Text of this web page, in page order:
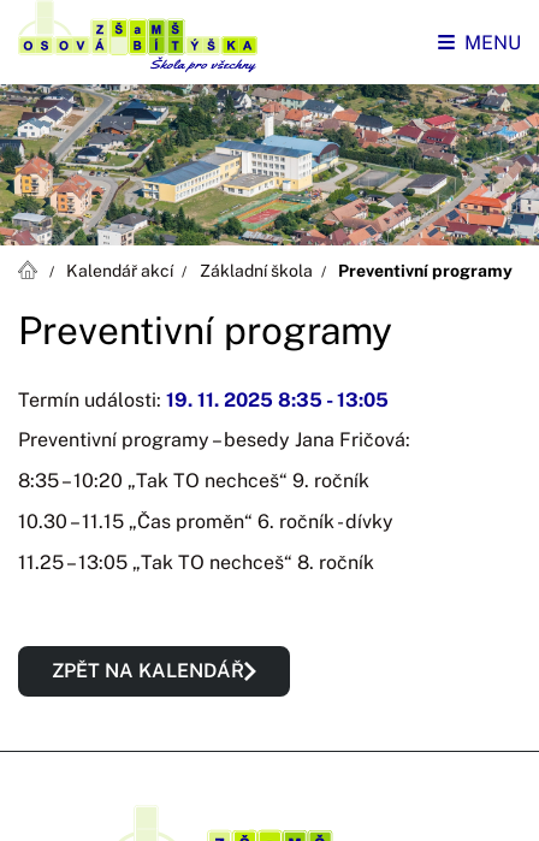
MENU
Kalendář akcí Základní škola Preventivní programy
Preventivní programy
Termín události: 19. 11. 2025 8:35 -13:05
Preventivní programy – besedy Jana Fričová:
8:35 – 10:20 „Tak TO nechceš“ 9. ročník
10.30 – 11.15 „Čas proměn“ 6. ročník - dívky
11.25 – 13:05 „Tak TO nechceš“ 8. ročník
ZPĚT NA KALENDÁŘ